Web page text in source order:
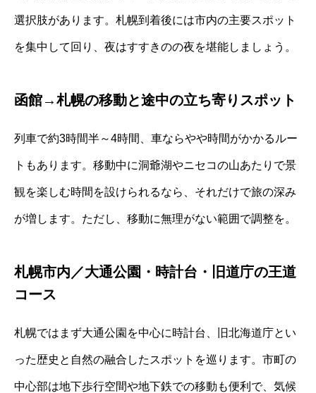
選択肢があります。札幌到着後には市内の主要スポット
を集中して回り、夜はすすきのの夜を堪能しましょう。
函館→札幌の移動と途中の立ち寄りスポット
列車で約3時間半～4時間、車ならやや時間がかかるルー
トもあります。移動中に洞爺湖やニセコの山あたりで景
観を楽しむ時間を設けられるなら、それだけで旅の深み
が増します。ただし、移動に無理がない範囲で調整を。
札幌市内／大通公園・時計台・旧道庁の王道
コース
札幌ではまず大通公園を中心に時計台、旧北海道庁とい
った歴史と自然の融合したスポットを巡ります。市町の
中心部は地下歩行空間や地下鉄での移動も便利で、気候